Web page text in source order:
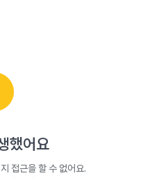
했어요
접근을 할 수 없어요.